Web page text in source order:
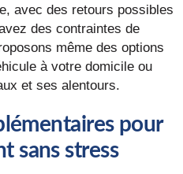
avec des retours possibles
des contraintes de
même des options
à votre domicile ou
et ses alentours.
pour
sans stress